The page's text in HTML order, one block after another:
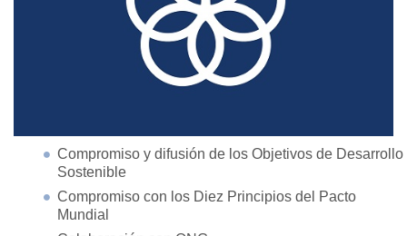
Compromiso y difusión de los Objetivos de Desarrollo
Sostenible
Compromiso con los Diez Principios del Pacto
Mundial